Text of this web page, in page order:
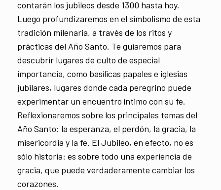
contarán los jubileos desde 1300 hasta hoy.
Luego profundizaremos en el simbolismo de esta
tradición milenaria, a través de los ritos y
prácticas del Año Santo. Te guiaremos para
descubrir lugares de culto de especial
importancia, como basílicas papales e iglesias
jubilares, lugares donde cada peregrino puede
experimentar un encuentro íntimo con su fe.
Reflexionaremos sobre los principales temas del
Año Santo: la esperanza, el perdón, la gracia, la
misericordia y la fe. El Jubileo, en efecto, no es
sólo historia: es sobre todo una experiencia de
gracia, que puede verdaderamente cambiar los
corazones.